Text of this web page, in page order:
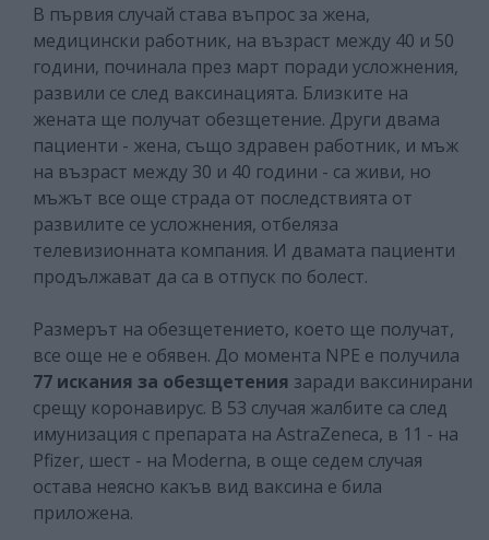
В първия случай става въпрос за жена,
медицински работник, на възраст между 40 и 50
години, починала през март поради усложнения,
развили се след ваксинацията. Близките на
жената ще получат обезщетение. Други двама
пациенти - жена, също здравен работник, и мъж
на възраст между 30 и 40 години - са живи, но
мъжът все още страда от последствията от
развилите се усложнения, отбеляза
телевизионната компания. И двамата пациенти
продължават да са в отпуск по болест.
Размерът на обезщетението, което ще получат,
все още не е обявен. До момента NPE е получила
77 искания за обезщетения заради ваксинирани
срещу коронавирус. В 53 случая жалбите са след
имунизация с препарата на AstraZeneca, в 11 - на
Pfizer, шест - на Moderna, в още седем случая
остава неясно какъв вид ваксина е била
приложена.